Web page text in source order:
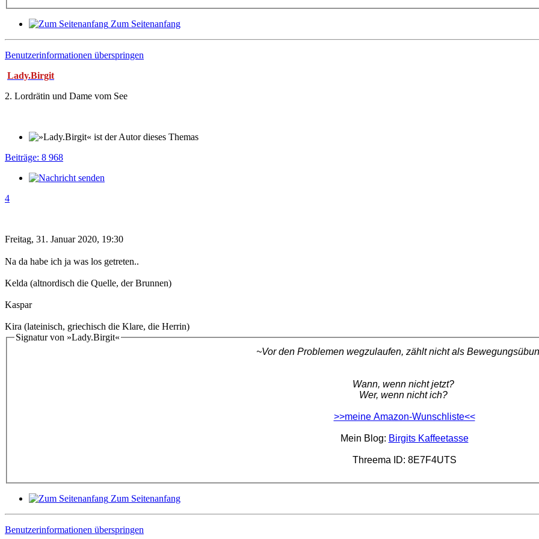
Zum Seitenanfang
Benutzerinformationen überspringen
Lady.Birgit
2. Lordrätin und Dame vom See
Beiträge: 8 968
4
Freitag, 31. Januar 2020, 19:30
Na da habe ich ja was los getreten..
Kelda (altnordisch die Quelle, der Brunnen)
Kaspar
Kira (lateinisch, griechisch die Klare, die Herrin)
Signatur von »Lady.Birgit«
~Vor den Problemen wegzulaufen, zählt nicht als
Wann, wenn nicht jetzt?
Wer, wenn nicht ich?
>>meine Amazon-Wunschliste<<
Mein Blog: Birgits Kaffeetasse
Threema ID: 8E7F4UTS
Zum Seitenanfang
Benutzerinformationen überspringen